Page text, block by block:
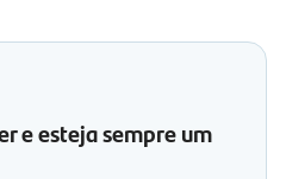
e esteja sempre um